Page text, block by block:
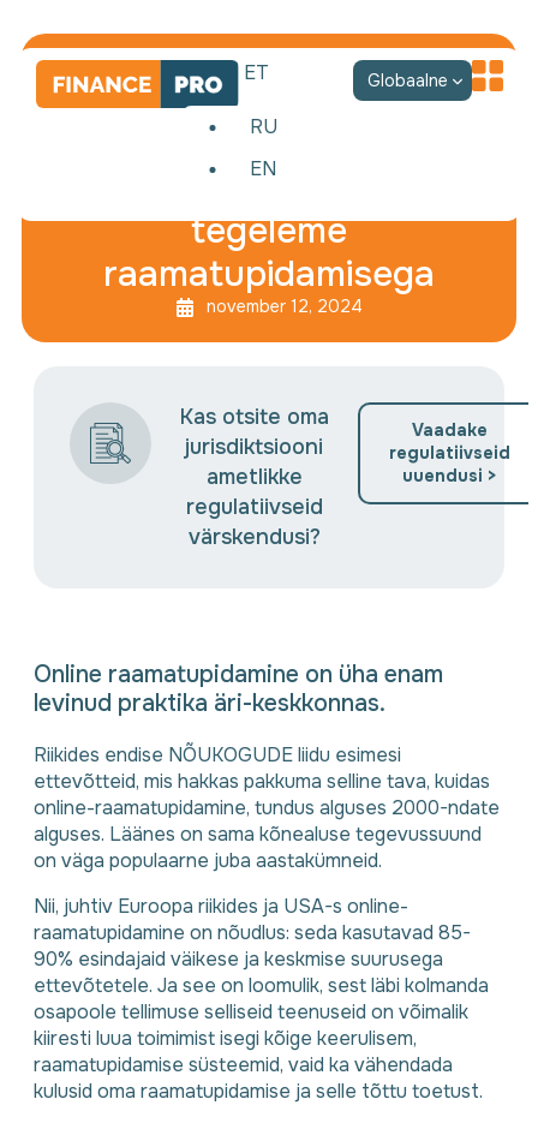
ET
RU
EN
Globaalne
Sina teed äri – meie
tegeleme
raamatupidamisega
november 12, 2024
Kas otsite oma
jurisdiktsiooni
ametlikke
regulatiivseid
värskendusi?
Vaadake
regulatiivseid
uuendusi >
Online raamatupidamine on üha enam
levinud praktika äri-keskkonnas.
Riikides endise NÕUKOGUDE liidu esimesi
ettevõtteid, mis hakkas pakkuma selline tava, kuidas
online-raamatupidamine, tundus alguses 2000-ndate
alguses. Läänes on sama kõnealuse tegevussuund
on väga populaarne juba aastakümneid.
Nii, juhtiv Euroopa riikides ja USA-s online-
raamatupidamine on nõudlus: seda kasutavad 85-
90% esindajaid väikese ja keskmise suurusega
ettevõtetele. Ja see on loomulik, sest läbi kolmanda
osapoole tellimuse selliseid teenuseid on võimalik
kiiresti luua toimimist isegi kõige keerulisem,
raamatupidamise süsteemid, vaid ka vähendada
kulusid oma raamatupidamise ja selle tõttu toetust.